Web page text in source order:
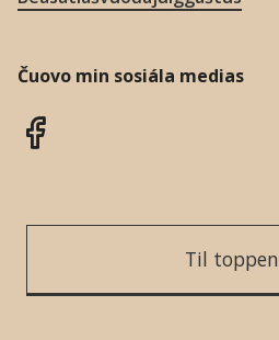
Čuovo min sosiála medias
Til toppen